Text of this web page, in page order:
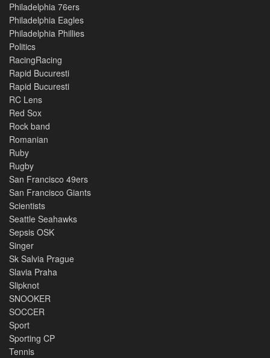
Philadelphia 76ers
Philadelphia Eagles
Philadelphia Phillies
Politics
RacingRacing
Rapid Bucuresti
Rapid Bucuresti
RC Lens
Red Sox
Rock band
Romanian
Ruby
Rugby
San Francisco 49ers
San Francisco Giants
Scientists
Seattle Seahawks
Sepsis OSK
Singer
Sk Salvia Prague
Slavia Praha
Slipknot
SNOOKER
SOCCER
Sport
Sporting CP
Tennis